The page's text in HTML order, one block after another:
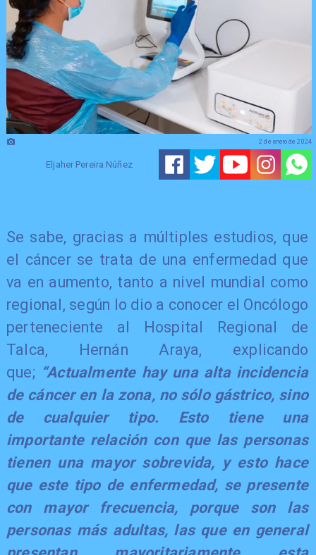
Eljaher Pereira Núñez
2 de enero de 2024
Se sabe, gracias a múltiples estudios, que
el cáncer se trata de una enfermedad que
va en aumento, tanto a nivel mundial como
regional, según lo dio a conocer el Oncólogo
perteneciente al Hospital Regional de
Talca, Hernán Araya, explicando
que; “Actualmente hay una alta incidencia
de cáncer en la zona, no sólo gástrico, sino
de cualquier tipo. Esto tiene una
importante relación con que las personas
tienen una mayor sobrevida, y esto hace
que este tipo de enfermedad, se presente
con mayor frecuencia, porque son las
personas más adultas, las que en general